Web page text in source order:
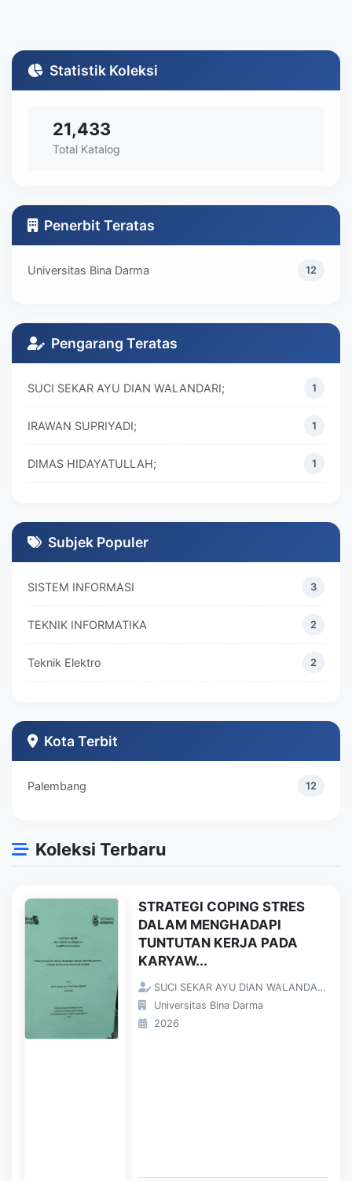
Statistik Koleksi
21,433
Total Katalog
Penerbit Teratas
Universitas Bina Darma 12
Pengarang Teratas
SUCI SEKAR AYU DIAN WALANDARI; 1
IRAWAN SUPRIYADI; 1
DIMAS HIDAYATULLAH; 1
DIVA MARISKA;
Subjek Populer
SISTEM INFORMASI 3
TEKNIK INFORMATIKA 2
Teknik Elektro 2
Teknik Industri
Kota Terbit
Palembang 12
Koleksi Terbaru
STRATEGI COPING STRES
DALAM MENGHADAPI
TUNTUTAN KERJA PADA
KARYAW...
SUCI SEKAR AYU DIAN WALANDARI;
Universitas Bina Darma
2026